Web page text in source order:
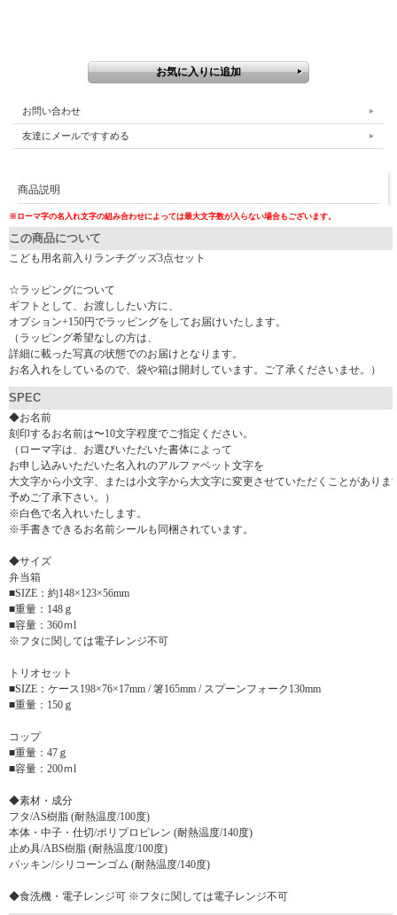
お問い合わせ
友達にメールですすめる
商品説明
※ローマ字の名入れ文字の組み合わせによっては最大文字数が入らない場合もございます。
この商品について
こども用名前入りランチグッズ3点セット
☆ラッピングについて
ギフトとして、お渡ししたい方に、
オプション+150円でラッピングをしてお届けいたします。
（ラッピング希望なしの方は、
詳細に載った写真の状態でのお届けとなります。
お名入れをしているので、袋や箱は開封しています。ご了承くださいませ。）
SPEC
◆お名前
刻印するお名前は〜10文字程度でご指定ください。
（ローマ字は、お選びいただいた書体によって
お申し込みいただいた名入れのアルファベット文字を
大文字から小文字、または小文字から大文字に変更させていただくことがありま
予めご了承下さい。）
※白色で名入れいたします。
※手書きできるお名前シールも同梱されています。
◆サイズ
弁当箱
■SIZE：約148×123×56mm
■重量：148ｇ
■容量：360ｍl
※フタに関しては電子レンジ不可
トリオセット
■SIZE：ケース198×76×17mm / 箸165mm / スプーンフォーク130mm
■重量：150ｇ
コップ
■重量：47ｇ
■容量：200ｍl
◆素材・成分
フタ/AS樹脂 (耐熱温度/100度)
本体・中子・仕切/ポリプロピレン (耐熱温度/140度)
止め具/ABS樹脂 (耐熱温度/100度)
パッキン/シリコーンゴム (耐熱温度/140度)
◆食洗機・電子レンジ可 ※フタに関しては電子レンジ不可